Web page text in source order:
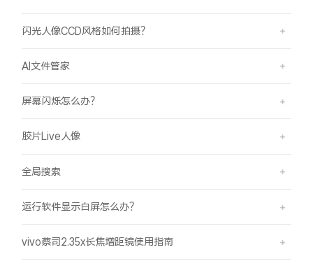
闪光人像CCD风格如何拍摄？
AI文件管家
屏幕闪烁怎么办？
胶片Live人像
全局搜索
运行软件显示白屏怎么办？
vivo蔡司2.35x长焦增距镜使用指南